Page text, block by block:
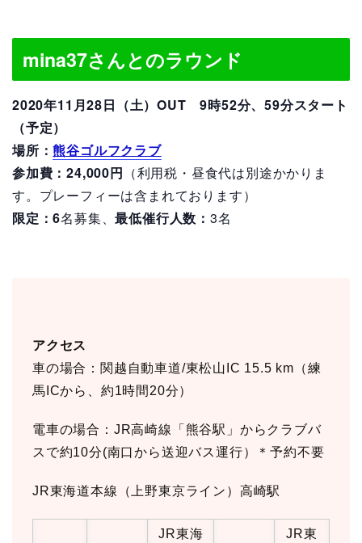
mina37さんとのラウンド
2020年11月28日（土）OUT 9時52分、59分スタート
（予定）
場所：熊谷ゴルフクラブ
参加費：24,000円 （利用税・昼食代は別途かかりま
す。プレーフィーは含まれております）
限定：6名募集、最低催行人数：3名
アクセス
車の場合：関越自動車道/東松山IC 15.5 km（練
馬ICから、約1時間20分）
電車の場合：JR高崎線「熊谷駅」からクラブバ
スで約10分(南口から送迎バス運行）＊予約不要
JR東海道本線（上野東京ライン）高崎駅
JR東海
JR東